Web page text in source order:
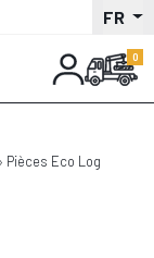
FR
Pièces Eco Log